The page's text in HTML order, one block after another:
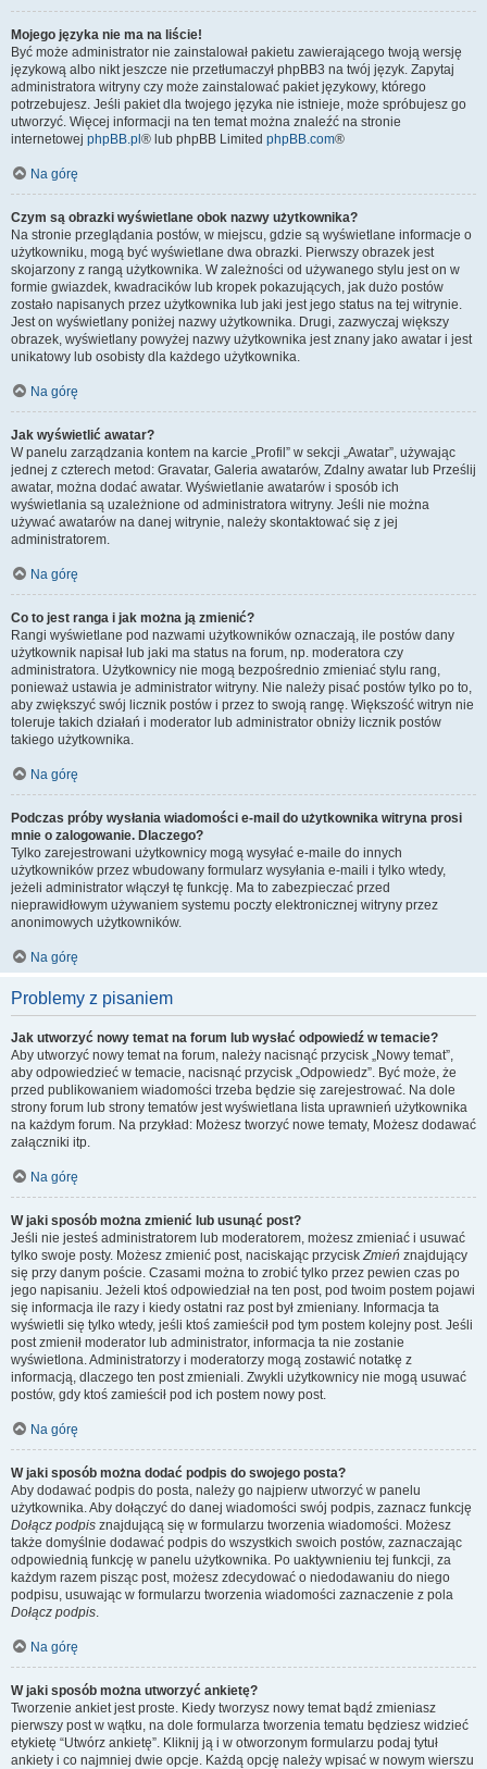
Mojego języka nie ma na liście!
Być może administrator nie zainstalował pakietu zawierającego twoją wersję
językową albo nikt jeszcze nie przetłumaczył phpBB3 na twój język. Zapytaj
administratora witryny czy może zainstalować pakiet językowy, którego
potrzebujesz. Jeśli pakiet dla twojego języka nie istnieje, może spróbujesz go
utworzyć. Więcej informacji na ten temat można znaleźć na stronie
internetowej phpBB.pl ® lub phpBB Limited phpBB.com®
Na górę
Czym są obrazki wyświetlane obok nazwy użytkownika?
Na stronie przeglądania postów, w miejscu, gdzie są wyświetlane informacje o
użytkowniku, mogą być wyświetlane dwa obrazki. Pierwszy obrazek jest
skojarzony z rangą użytkownika. W zależności od używanego stylu jest on w
formie gwiazdek, kwadracików lub kropek pokazujących, jak dużo postów
zostało napisanych przez użytkownika lub jaki jest jego status na tej witrynie.
Jest on wyświetlany poniżej nazwy użytkownika. Drugi, zazwyczaj większy
obrazek, wyświetlany powyżej nazwy użytkownika jest znany jako awatar i jest
unikatowy lub osobisty dla każdego użytkownika.
Na górę
Jak wyświetlić awatar?
W panelu zarządzania kontem na karcie „Profil” w sekcji „Awatar”, używając
jednej z czterech metod: Gravatar, Galeria awatarów, Zdalny awatar lub Prześlij
awatar, można dodać awatar. Wyświetlanie awatarów i sposób ich
wyświetlania są uzależnione od administratora witryny. Jeśli nie można
używać awatarów na danej witrynie, należy skontaktować się z jej
administratorem.
Na górę
Co to jest ranga i jak można ją zmienić?
Rangi wyświetlane pod nazwami użytkowników oznaczają, ile postów dany
użytkownik napisał lub jaki ma status na forum, np. moderatora czy
administratora. Użytkownicy nie mogą bezpośrednio zmieniać stylu rang,
ponieważ ustawia je administrator witryny. Nie należy pisać postów tylko po to,
aby zwiększyć swój licznik postów i przez to swoją rangę. Większość witryn nie
toleruje takich działań i moderator lub administrator obniży licznik postów
takiego użytkownika.
Na górę
Podczas próby wysłania wiadomości e-mail do użytkownika witryna prosi
mnie o zalogowanie. Dlaczego?
Tylko zarejestrowani użytkownicy mogą wysyłać e-maile do innych
użytkowników przez wbudowany formularz wysyłania e-maili i tylko wtedy,
jeżeli administrator włączył tę funkcję. Ma to zabezpieczać przed
nieprawidłowym używaniem systemu poczty elektronicznej witryny przez
anonimowych użytkowników.
Na górę
Problemy z pisaniem
Jak utworzyć nowy temat na forum lub wysłać odpowiedź w temacie?
Aby utworzyć nowy temat na forum, należy nacisnąć przycisk „Nowy temat”,
aby odpowiedzieć w temacie, nacisnąć przycisk „Odpowiedz”. Być może, że
przed publikowaniem wiadomości trzeba będzie się zarejestrować. Na dole
strony forum lub strony tematów jest wyświetlana lista uprawnień użytkownika
na każdym forum. Na przykład: Możesz tworzyć nowe tematy, Możesz dodawać
załączniki itp.
Na górę
W jaki sposób można zmienić lub usunąć post?
Jeśli nie jesteś administratorem lub moderatorem, możesz zmieniać i usuwać
tylko swoje posty. Możesz zmienić post, naciskając przyciskZmień znajdujący
się przy danym poście. Czasami można to zrobić tylko przez pewien czas po
jego napisaniu. Jeżeli ktoś odpowiedział na ten post, pod twoim postem pojawi
się informacja ile razy i kiedy ostatni raz post był zmieniany. Informacja ta
wyświetli się tylko wtedy, jeśli ktoś zamieścił pod tym postem kolejny post. Jeśli
post zmienił moderator lub administrator, informacja ta nie zostanie
wyświetlona. Administratorzy i moderatorzy mogą zostawić notatkę z
informacją, dlaczego ten post zmieniali. Zwykli użytkownicy nie mogą usuwać
postów, gdy ktoś zamieścił pod ich postem nowy post.
Na górę
W jaki sposób można dodać podpis do swojego posta?
Aby dodawać podpis do posta, należy go najpierw utworzyć w panelu
użytkownika. Aby dołączyć do danej wiadomości swój podpis, zaznacz funkcję
Dołącz podpis znajdującą się w formularzu tworzenia wiadomości. Możesz
także domyślnie dodawać podpis do wszystkich swoich postów, zaznaczając
odpowiednią funkcję w panelu użytkownika. Po uaktywnieniu tej funkcji, za
każdym razem pisząc post, możesz zdecydować o niedodawaniu do niego
podpisu, usuwając w formularzu tworzenia wiadomości zaznaczenie z pola
Dołącz podpis.
Na górę
W jaki sposób można utworzyć ankietę?
Tworzenie ankiet jest proste. Kiedy tworzysz nowy temat bądź zmieniasz
pierwszy post w wątku, na dole formularza tworzenia tematu będziesz widzieć
etykietę “Utwórz ankietę”. Kliknij ją i w otworzonym formularzu podaj tytuł
ankiety i co najmniej dwie opcje. Każdą opcję należy wpisać w nowym wierszu